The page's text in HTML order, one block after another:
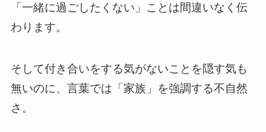
「一緒に過ごしたくない」ことは間違いなく伝
わります。
そして付き合いをする気がないことを隠す気も
無いのに、言葉では「家族」を強調する不自然
さ。